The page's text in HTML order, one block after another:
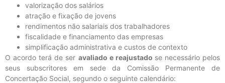
valorização dos salários
atração e fixação de jovens
rendimentos não salariais dos trabalhadores
fiscalidade e financiamento das empresas
simplificação administrativa e custos de contexto
O acordo terá de ser avaliado e reajustado se necessário pelos
seus subscritores em sede da Comissão Permanente de
Concertação Social, segundo o seguinte calendário: